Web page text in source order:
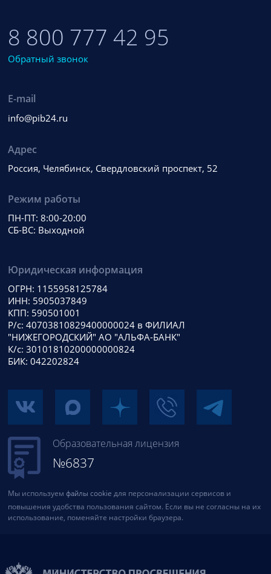
8 800 777 42 95
Обратный звонок
E-mail
info@pib24.ru
Адрес
Россия, Челябинск, Свердловский проспект, 52
Режим работы
ПН-ПТ: 8:00-20:00
СБ-ВС: Выходной
Юридическая информация
ОГРН: 1155958125784
ИНН: 5905037849
КПП: 590501001
Р/с: 40703810829400000024 в ФИЛИАЛ
"НИЖЕГОРОДСКИЙ" АО "АЛЬФА-БАНК"
К/с: 30101810200000000824
БИК: 042202824
Образовательная лицензия
№6837
Мы используем файлы cookie для персонализации сервисов и
повышения удобства пользования сайтом. Если вы не согласны на их
использование, поменяйте настройки браузера.